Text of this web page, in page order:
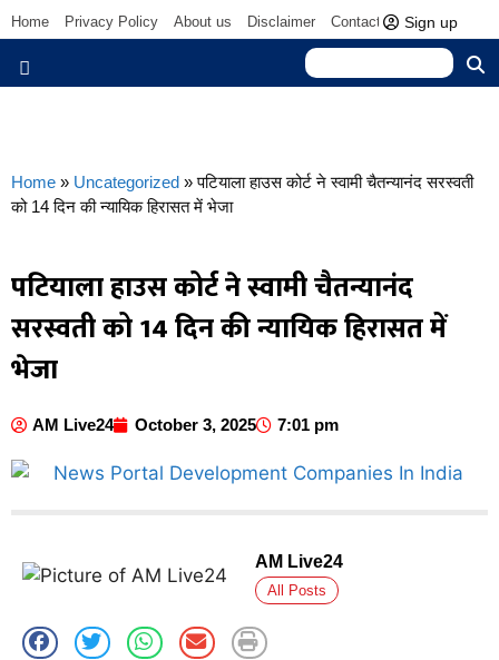
Home Privacy Policy About us Disclaimer Contact us Sign up
Home » Uncategorized »पटियाला हाउस कोर्ट ने स्वामी चैतन्यानंद सरस्वती
को 14 दिन की न्यायिक हिरासत में भेजा
पटियाला हाउस कोर्ट ने स्वामी चैतन्यानंद
सरस्वती को 14 दिन की न्यायिक हिरासत में
भेजा
AM Live24 October 3, 2025 7:01 pm
AM Live24
All Posts